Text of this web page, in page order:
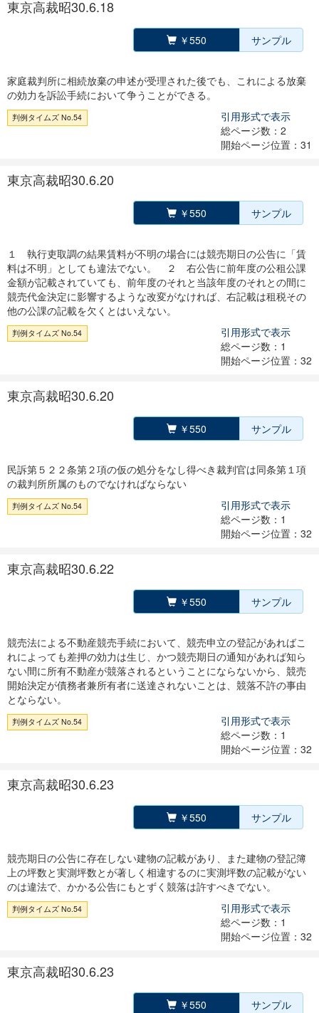
東京高裁昭30.6.18
￥550 サンプル
家庭裁判所に相続放棄の申述が受理された後でも、これによる放棄
の効力を訴訟手続において争うことができる。
判例タイムズ No.54
引用形式で表示
総ページ数：2
開始ページ位置：31
東京高裁昭30.6.20
￥550 サンプル
１ 執行吏取調の結果賃料が不明の場合には競売期日の公告に「賃
料は不明」としても違法でない。 ２ 右公告に前年度の公租公課
金額が記載されていても、前年度のそれと当該年度のそれとの間に
競売代金決定に影響するような改変がなければ、右記載は租税その
他の公課の記載を欠くとはいえない。
判例タイムズ No.54
引用形式で表示
総ページ数：1
開始ページ位置：32
東京高裁昭30.6.20
￥550 サンプル
民訴第５２２条第２項の仮の処分をなし得べき裁判官は同条第１項
の裁判所所属のものでなければならない
判例タイムズ No.54
引用形式で表示
総ページ数：1
開始ページ位置：32
東京高裁昭30.6.22
￥550 サンプル
競売法による不動産競売手続において、競売申立の登記があればこ
れによっても差押の効力は生じ、かつ競売期日の通知があれば知ら
ない間に所有不動産が競落されるということにならないから、競売
開始決定が債務者兼所有者に送達されないことは、競落不許の事由
とならない。
判例タイムズ No.54
引用形式で表示
総ページ数：1
開始ページ位置：32
東京高裁昭30.6.23
￥550 サンプル
競売期日の公告に存在しない建物の記載があり、また建物の登記簿
上の坪数と実測坪数とが著しく相違するのに実測坪数の記載がない
のは違法で、かかる公告にもとずく競落は許すべきでない。
判例タイムズ No.54
引用形式で表示
総ページ数：1
開始ページ位置：32
東京高裁昭30.6.23
￥550 サンプル